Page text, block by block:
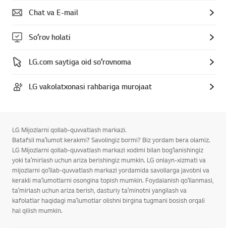
Chat va E-mail
Soʻrov holati
LG.com saytiga oid soʻrovnoma
LG vakolatxonasi rahbariga murojaat
LG Mijozlarni qollab-quvvatlash markazi.
Batafsil maʼlumot kerakmi? Savolingiz bormi? Biz yordam bera olamiz.
LG Mijozlarni qollab-quvvatlash markazi xodimi bilan bogʻlanishingiz
yoki taʼmirlash uchun ariza berishingiz mumkin. LG onlayn-xizmati va
mijozlarni qoʻllab-quvvatlash markazi yordamida savollarga javobni va
kerakli maʼlumotlarni osongina topish mumkin. Foydalanish qoʻllanmasi,
taʼmirlash uchun ariza berish, dasturiy taʼminotni yangilash va
kafolatlar haqidagi maʼlumotlar olishni birgina tugmani bosish orqali
hal qilish mumkin.